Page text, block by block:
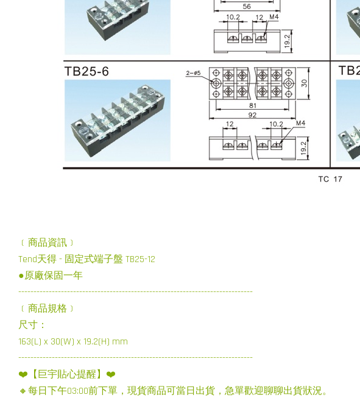
﹝商品資訊﹞
Tend天得 - 固定式端子盤 TB25-12
●原廠保固一年
-----------------------------------------------------------------------------
﹝商品規格﹞
尺寸：
163(L) x 30(W) x 19.2(H) mm
-----------------------------------------------------------------------------
❤️【巨宇貼心提醒】❤️
🔸每日下午03:00前下單，現貨商品可當日出貨，急單歡迎聊聊出貨狀況。